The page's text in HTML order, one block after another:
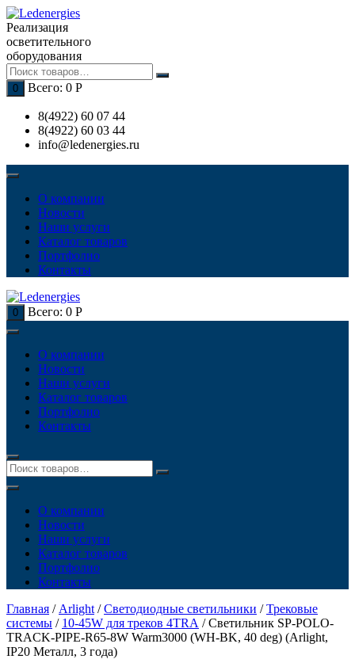
Перейти
к
содержимому
Реализация
осветительного
оборудования
0 Всего: 0 Р
8(4922) 60 07 44
8(4922) 60 03 44
info@ledenergies.ru
О компании
Новости
Наши услуги
Каталог товаров
Портфолио
Контакты
0 Всего: 0 Р
О компании
Новости
Наши услуги
Каталог товаров
Портфолио
Контакты
О компании
Новости
Наши услуги
Каталог товаров
Портфолио
Контакты
Главная / Arlight /Светодиодные светильники /Трековые
системы / 10-45W для треков 4TRA / Светильник SP-POLO-
TRACK-PIPE-R65-8W Warm3000 (WH-BK, 40 deg) (Arlight,
IP20 Металл, 3 года)